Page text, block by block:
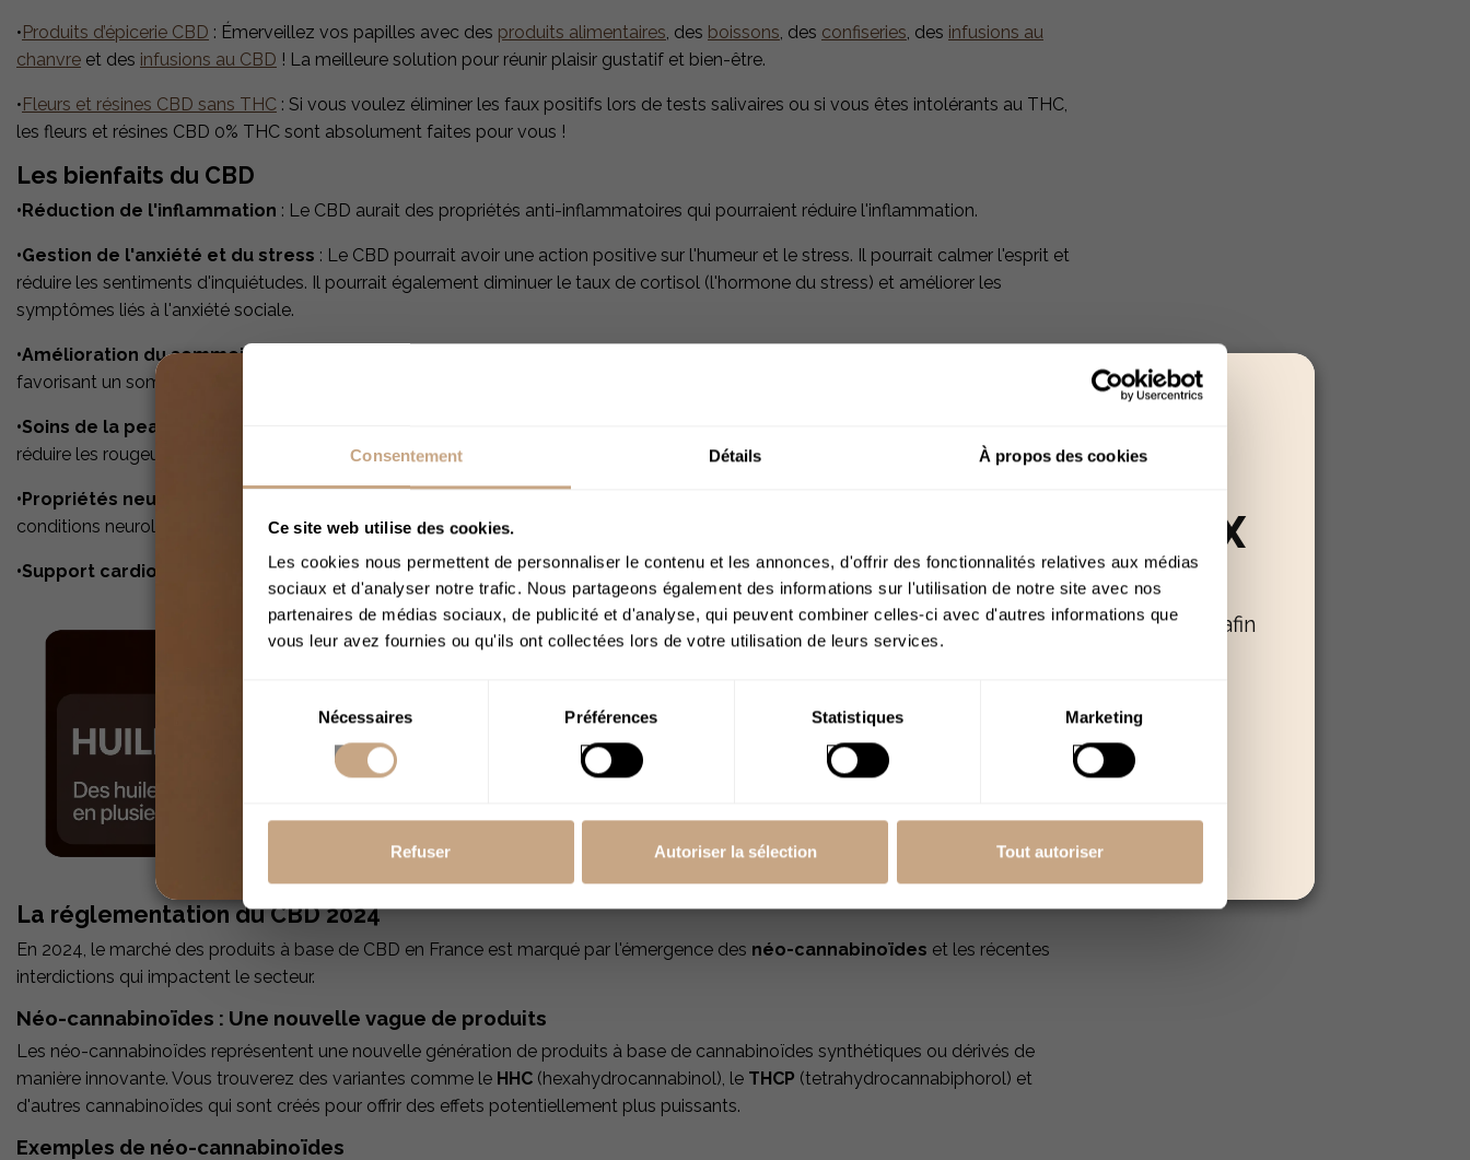
Consentement Détails À propos des cookies
Ce site web utilise des cookies.
Les cookies nous permettent de personnaliser le contenu et les annonces, d'offrir des fonctionnalités relatives aux médias
sociaux et d'analyser notre trafic. Nous partageons également des informations sur l'utilisation de notre site avec nos
partenaires de médias sociaux, de publicité et d'analyse, qui peuvent combiner celles-ci avec d'autres informations que
vous leur avez fournies ou qu'ils ont collectées lors de votre utilisation de leurs services.
consentement
Nécessaires Préférences Statistiques Marketing
Refuser Autoriser la sélection Tout autoriser
ACCÈS RÉSERVÉ AUX
+18
Merci de bien vouloir confirmer votre âge afin
ans
• Produits d’épicerie CBD : Émerveillez vos papilles avec des produits alimentaires, des boissons, des confiseries, des infusions au
chanvre et des infusions au CBD ! La meilleure solution pour réunir plaisir gustatif et bien-être.
• Fleurs et résines CBD sans THC : Si vous voulez éliminer les faux positifs lors de tests salivaires ou si vous êtes intolérants au THC,
les fleurs et résines CBD 0% THC sont absolument faites pour vous !
Les bienfaits du CBD
•Réduction de l'inflammation : Le CBD aurait des propriétés anti-inflammatoires qui pourraient réduire l'inflammation.
•Gestion de l'anxiété et du stress : Le CBD pourrait avoir une action positive sur l'humeur et le stress. Il pourrait calmer l'esprit et
réduire les sentiments d'inquiétudes. Il pourrait également diminuer le taux de cortisol (l'hormone du stress) et améliorer les
symptômes liés à l'anxiété sociale​.
•Amélioration du sommeil
favorisant un sommeil plus profond.
•Soins de la peau
réduire les rougeurs ainsi que les gonflements.
•Propriétés neuroprotectrices
conditions neurologiques.
•Support cardiovasculaire : Le CBD pourrait réduire la pression artérielle et améliorer la circulation sanguine.
La réglementation du CBD 2024
En 2024, le marché des produits à base de CBD en France est marqué par l'émergence des néo-cannabinoïdes et les récentes
interdictions qui impactent le secteur.
Néo-cannabinoïdes : Une nouvelle vague de produits
Les néo-cannabinoïdes représentent une nouvelle génération de produits à base de cannabinoïdes synthétiques ou dérivés de
manière innovante. Vous trouverez des variantes comme le HHC (hexahydrocannabinol), le THCP (tetrahydrocannabiphorol) et
d'autres cannabinoïdes qui sont créés pour offrir des effets potentiellement plus puissants.
Exemples de néo-cannabinoïdes